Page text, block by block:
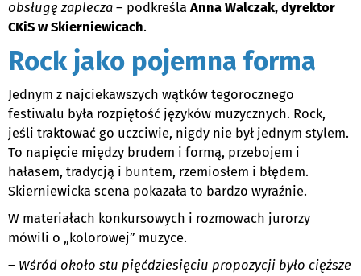
obsługę zaplecza – podkreśla Anna Walczak, dyrektor
CKiS w Skierniewicach.
Rock jako pojemna forma
Jednym z najciekawszych wątków tegorocznego
festiwalu była rozpiętość języków muzycznych. Rock,
jeśli traktować go uczciwie, nigdy nie był jednym stylem.
To napięcie między brudem i formą, przebojem i
hałasem, tradycją i buntem, rzemiosłem i błędem.
Skierniewicka scena pokazała to bardzo wyraźnie.
W materiałach konkursowych i rozmowach jurorzy
mówili o „kolorowej” muzyce.
– Wśród około stu pięćdziesięciu propozycji było cięższe